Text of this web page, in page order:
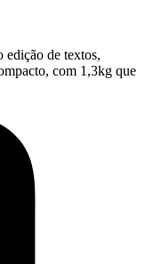
edição de textos,
com 1,3kg que